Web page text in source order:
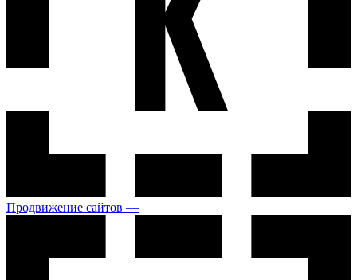
Продвижение сайтов —